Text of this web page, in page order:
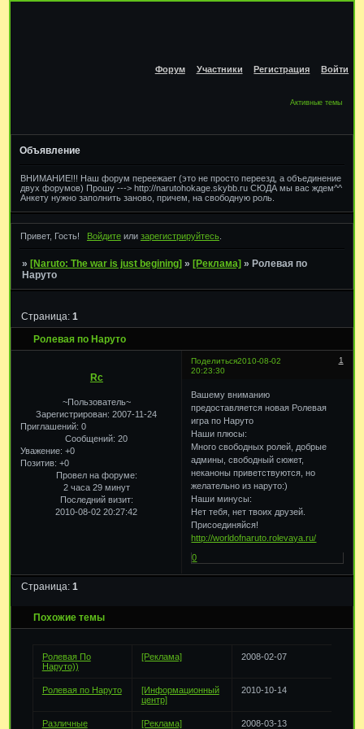
Форум Участники Регистрация Войти
Активные темы
Объявление
ВНИМАНИЕ!!! Наш форум переежает (это не просто переезд, а объединение
двух форумов) Прошу ---> http://narutohokage.skybb.ru СЮДА мы вас ждем^^
Анкету нужно заполнить заново, причем, на свободную роль.
Привет, Гость! Войдитеили зарегистрируйтесь.
» [Naruto: The war is just begining] » [Реклама] » Ролевая по
Наруто
Ролевая по Наруто
Страница: 1
Поделиться 1
2010-08-02
20:23:30
Rc
~Пользователь~
Зарегистрирован: 2007-11-24
Приглашений: 0
Сообщений: 20
Уважение: +0
Позитив: +0
Провел на форуме:
2 часа 29 минут
Последний визит:
2010-08-02 20:27:42
Вашему вниманию
предоставляется новая Ролевая
игра по Наруто
Наши плюсы:
Много свободных ролей, добрые
админы, свободный сюжет,
неканоны приветствуются, но
желательно из наруто:)
Наши минусы:
Нет тебя, нет твоих друзей.
Присоединяйся!
http://worldofnaruto.rolevaya.ru/
0
Страница: 1
Похожие темы
Ролевая По
Наруто))
[Реклама] 2008-02-07
Ролевая по Наруто
[Информационный
центр]
2010-10-14
Различные
[Реклама] 2008-03-13